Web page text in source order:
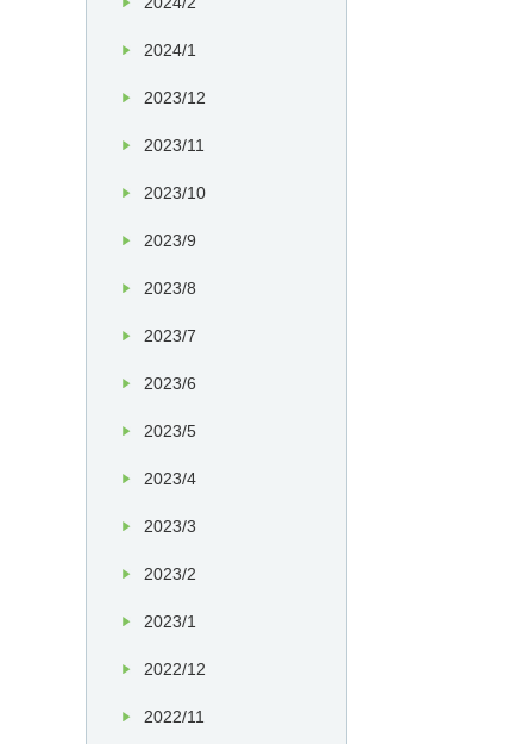
2024/1
2023/12
2023/11
2023/10
2023/9
2023/8
2023/7
2023/6
2023/5
2023/4
2023/3
2023/2
2023/1
2022/12
2022/11